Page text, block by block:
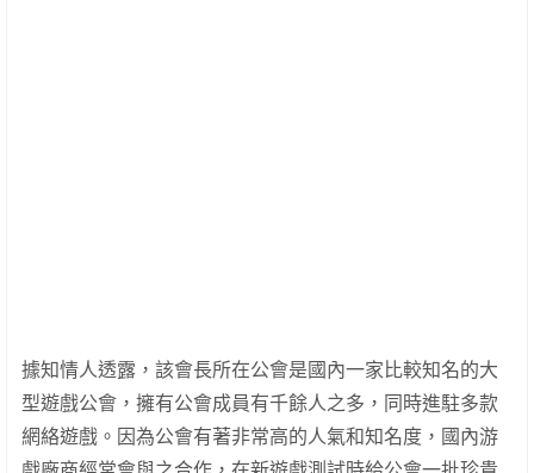
據知情人透露，該會長所在公會是國內一家比較知名的大
型遊戲公會，擁有公會成員有千餘人之多，同時進駐多款
網絡遊戲。因為公會有著非常高的人氣和知名度，國內游